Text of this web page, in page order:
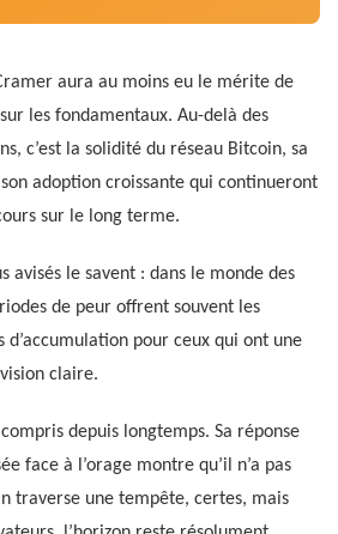
aura au moins eu le mérite de
les fondamentaux. Au-delà des
c’est la solidité du réseau Bitcoin, sa
adoption croissante qui continueront
sur le long terme.
avisés le savent : dans le monde des
de peur offrent souvent les
pour ceux qui ont une
claire.
depuis longtemps. Sa réponse
face à l’orage montre qu’il n’a pas
traverse une tempête, certes, mais